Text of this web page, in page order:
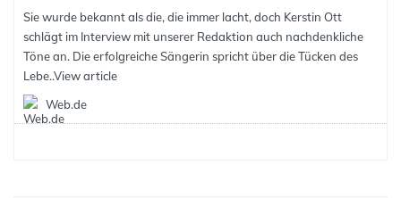
Sie wurde bekannt als die, die immer lacht, doch Kerstin Ott
schlägt im Interview mit unserer Redaktion auch nachdenkliche
Töne an. Die erfolgreiche Sängerin spricht über die Tücken des
Lebe..View article
Web.de